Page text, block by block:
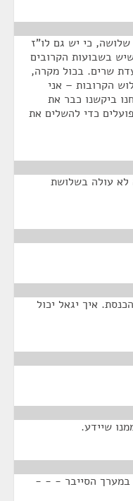
שלושה, כי יש גם לו"ז
בשבועות הקרובים
שרים. בכול מקרה,
הקרובות – אני
ביקשנו כבר את
כדי להשלים את
לא עולה בשלושת
איך יגאל יכול
שיידע.
במערך הסייבר - - -